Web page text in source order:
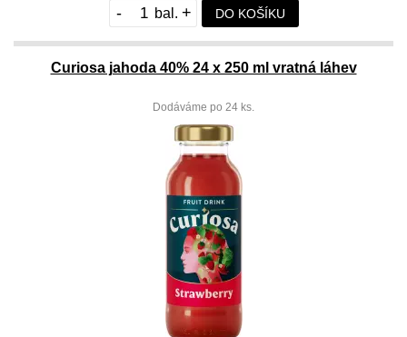
- + DO KOŠÍKU
Curiosa jahoda 40% 24 x 250 ml vratná láhev
Dodáváme po 24 ks.